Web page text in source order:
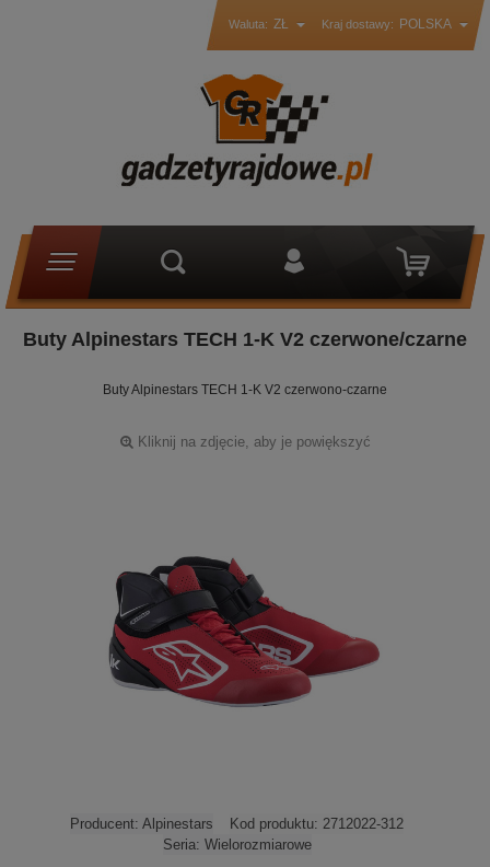
Waluta: ZŁ Kraj dostawy: POLSKA
Buty Alpinestars TECH 1-K V2 czerwone/czarne
Buty Alpinestars TECH 1-K V2 czerwono-czarne
Kliknij na zdjęcie, aby je powiększyć
Producent: Alpinestars Kod produktu: 2712022-312
Seria: Wielorozmiarowe